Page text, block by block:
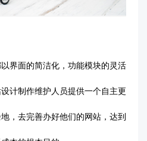
界面的简洁化，功能模块的灵活
计制作维护人员提供一个自主更
，去完善办好他们的网站，达到